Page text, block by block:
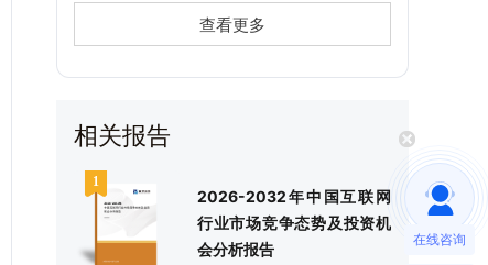
查看更多
相关报告
2026-2032年中国互联网
行业市场竞争态势及投资机
会分析报告
在线咨询